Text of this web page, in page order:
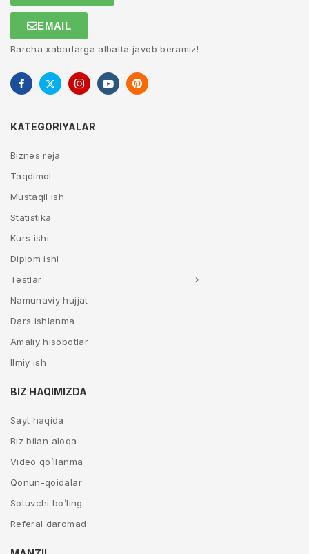
EMAIL
Barcha xabarlarga albatta javob beramiz!
KATEGORIYALAR
Biznes reja
Taqdimot
Mustaqil ish
Statistika
Kurs ishi
Diplom ishi
Testlar
Namunaviy hujjat
Dars ishlanma
Amaliy hisobotlar
Ilmiy ish
BIZ HAQIMIZDA
Sayt haqida
Biz bilan aloqa
Video qo’llanma
Qonun-qoidalar
Sotuvchi bo’ling
Referal daromad